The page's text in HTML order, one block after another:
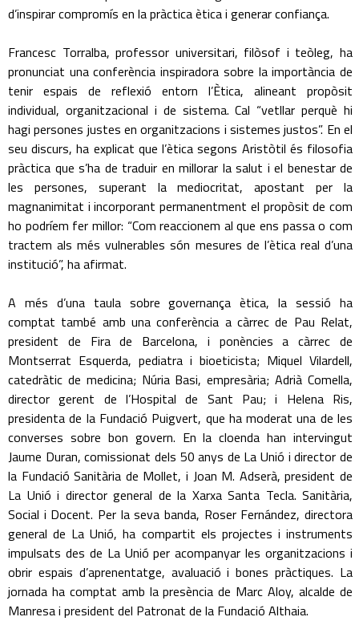
d’inspirar compromís en la pràctica ètica i generar confiança.
Francesc Torralba, professor universitari, filòsof i teòleg, ha
pronunciat una conferència inspiradora sobre la importància de
tenir espais de reflexió entorn l’Ètica, alineant propòsit
individual, organitzacional i de sistema. Cal “vetllar perquè hi
hagi persones justes en organitzacions i sistemes justos”. En el
seu discurs, ha explicat que l’ètica segons Aristòtil és filosofia
pràctica que s’ha de traduir en millorar la salut i el benestar de
les persones, superant la mediocritat, apostant per la
magnanimitat i incorporant permanentment el propòsit de com
ho podríem fer millor: “Com reaccionem al que ens passa o com
tractem als més vulnerables són mesures de l’ètica real d’una
institució”, ha afirmat.
A més d’una taula sobre governança ètica, la sessió ha
comptat també amb una conferència a càrrec de Pau Relat,
president de Fira de Barcelona, i ponències a càrrec de
Montserrat Esquerda, pediatra i bioeticista; Miquel Vilardell,
catedràtic de medicina; Núria Basi, empresària; Adrià Comella,
director gerent de l’Hospital de Sant Pau; i Helena Ris,
presidenta de la Fundació Puigvert, que ha moderat una de les
converses sobre bon govern. En la cloenda han intervingut
Jaume Duran, comissionat dels 50 anys de La Unió i director de
la Fundació Sanitària de Mollet, i Joan M. Adserà, president de
La Unió i director general de la Xarxa Santa Tecla. Sanitària,
Social i Docent. Per la seva banda, Roser Fernández, directora
general de La Unió, ha compartit els projectes i instruments
impulsats des de La Unió per acompanyar les organitzacions i
obrir espais d’aprenentatge, avaluació i bones pràctiques. La
jornada ha comptat amb la presència de Marc Aloy, alcalde de
Manresa i president del Patronat de la Fundació Althaia.